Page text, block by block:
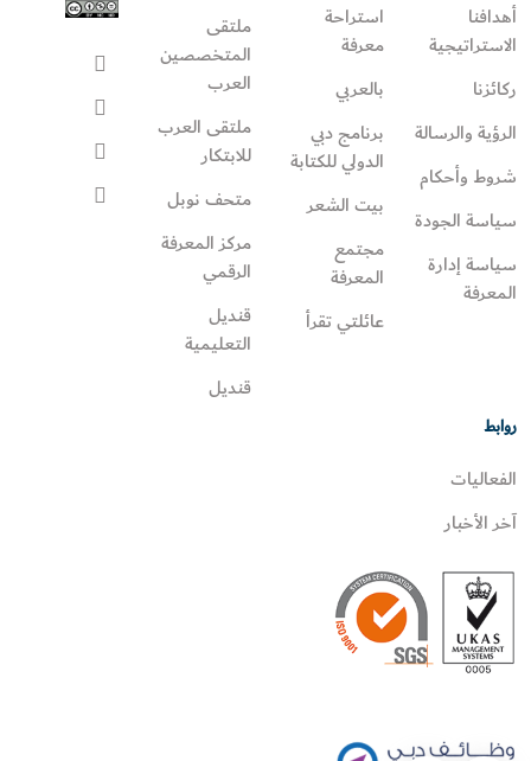
أهدافنا
الاستراتيجية
ركائزنا
الرؤية والرسالة
شروط وأحكام
سياسة الجودة
سياسة إدارة
المعرفة
استراحة
معرفة
بالعربي
برنامج دبي
الدولي للكتابة
بيت الشعر
مجتمع
المعرفة
عائلتي تقرأ‎
ملتقى
المتخصصين
العرب
ملتقى العرب
للابتكار
متحف نوبل
مركز المعرفة
الرقمي
قنديل
التعليمية
قنديل
روابط
الفعاليات
آخر الأخبار